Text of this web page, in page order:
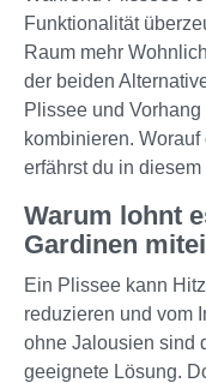
Funktionalität
Raum mehr
der beiden
Plissee und
kombinieren.
erfährst du in diesem
Warum lohnt
Gardinen
Ein Plissee kann
reduzieren und vom
ohne Jalousien sind
geeignete Lösung.